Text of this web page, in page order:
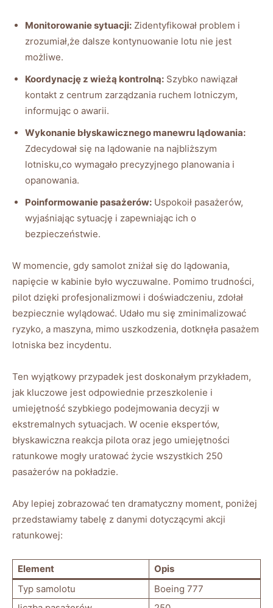
Monitorowanie ​sytuacji: Zidentyfikował problem i
‍zrozumiał,że dalsze ‍kontynuowanie lotu ⁤nie jest⁤
możliwe.
Koordynację z wieżą kontrolną: Szybko nawiązał
kontakt ⁣z centrum zarządzania ruchem ⁢lotniczym,
informując o awarii.
Wykonanie⁤ błyskawicznego⁢ manewru⁢ lądowania:
‌Zdecydował się na lądowanie na⁣ najbliższym⁤
lotnisku,co wymagało precyzyjnego ‍planowania i
opanowania.
Poinformowanie pasażerów: Uspokoił​ pasażerów,
wyjaśniając⁢ sytuację i zapewniając ich o
‍bezpieczeństwie.
W momencie, gdy samolot zniżał ‍się do ‌lądowania,
⁤napięcie​ w kabinie było wyczuwalne. Pomimo‌ trudności,
pilot dzięki ​profesjonalizmowi ⁤i⁢ doświadczeniu, zdołał
bezpiecznie wylądować. ‌Udało‌ mu‌ się‍ zminimalizować
ryzyko, a maszyna, mimo uszkodzenia, ⁣dotknęła ⁤pasażem
‌lotniska bez ‍incydentu.
Ten wyjątkowy przypadek​ jest​ doskonałym⁤ przykładem,
⁢jak kluczowe ​jest odpowiednie‍ przeszkolenie i
umiejętność szybkiego podejmowania⁣ decyzji⁤ w
ekstremalnych sytuacjach. W ocenie ekspertów,
błyskawiczna reakcja ‌pilota oraz jego ⁣umiejętności
⁣ratunkowe⁣ mogły uratować życie ‌wszystkich 250‌
pasażerów ‍na pokładzie.
Aby lepiej zobrazować ⁢ten ⁢dramatyczny moment, poniżej
przedstawiamy ⁢tabelę z danymi dotyczącymi⁤ akcji
ratunkowej:
Element
Opis
Typ samolotu
Boeing 777